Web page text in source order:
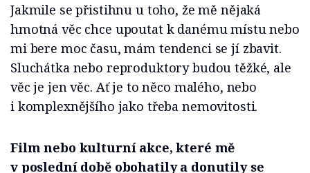
Jakmile se přistihnu u toho, že mě nějaká
hmotná věc chce upoutat k danému místu nebo
mi bere moc času, mám tendenci se jí zbavit.
Sluchátka nebo reproduktory budou těžké, ale
věc je jen věc. Ať je to něco malého, nebo
i komplexnějšího jako třeba nemovitosti.
Film nebo kulturní akce, které mě
v poslední době obohatily a donutily se